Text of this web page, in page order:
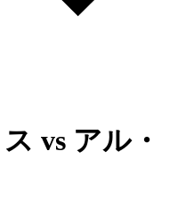
vs アル・